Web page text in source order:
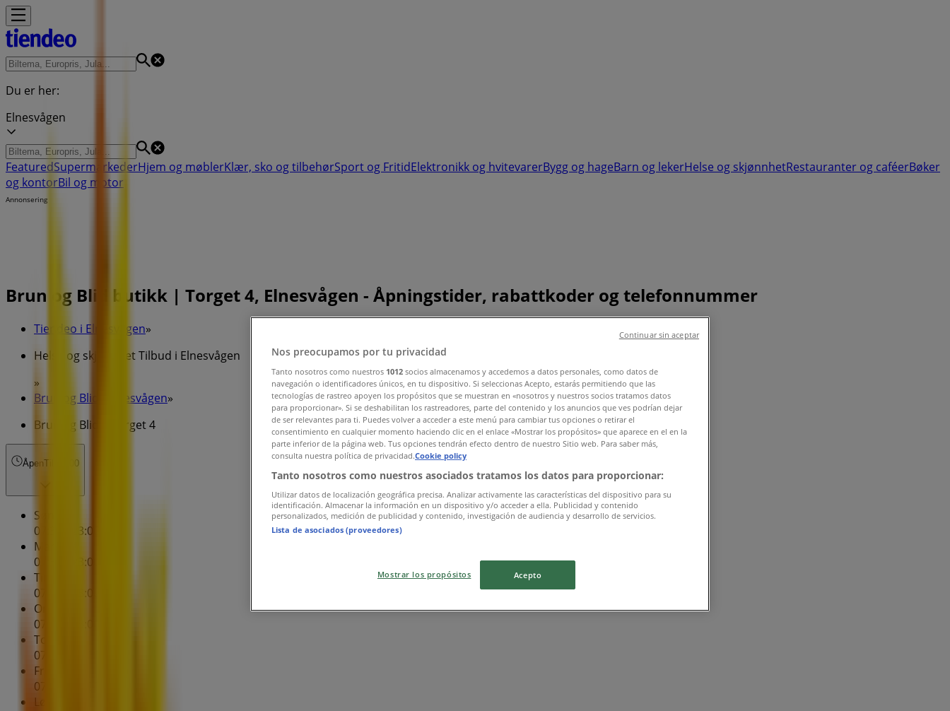
Du er her:
Elnesvågen
FeaturedSupermarkederHjem og møblerKlær, sko og tilbehørSport og FritidElektronikk og hvitevarerBygg og hageBarn og lekerHelse og skjønnhetRestauranter og caféerBøker
og kontorBil og motor
Annonsering
Brun og Blid butikk | Torget 4, Elnesvågen - Åpningstider, rabattkoder og telefonnummer
Tiendeo i Elnesvågen»
Helse og skjønnhet Tilbud i Elnesvågen
»
Brun og Blid i Elnesvågen»
Brun og Blid | Torget 4
ÅpenTil 23:00
Søndag
07:30 - 23:00
Mandag
07:30 - 23:00
Tirsdag
07:30 - 23:00
Onsdag
07:30 - 23:00
Torsdag
07:30 - 23:00
Fredag
07:30 - 23:00
Lørdag
Nos preocupamos por tu privacidad
Tanto nosotros como nuestros 1012 socios almacenamos y accedemos a datos personales, como datos de
navegación o identificadores únicos, en tu dispositivo. Si seleccionas Acepto, estarás permitiendo que las
tecnologías de rastreo apoyen los propósitos que se muestran en «nosotros y nuestros socios tratamos datos
para proporcionar». Si se deshabilitan los rastreadores, parte del contenido y los anuncios que ves podrían dejar
de ser relevantes para ti. Puedes volver a acceder a este menú para cambiar tus opciones o retirar el
consentimiento en cualquier momento haciendo clic en el enlace «Mostrar los propósitos» que aparece en el en la
parte inferior de la página web. Tus opciones tendrán efecto dentro de nuestro Sitio web. Para saber más,
consulta nuestra política de privacidad.Cookie policy
Tanto nosotros como nuestros asociados tratamos los datos para proporcionar:
Utilizar datos de localización geográfica precisa. Analizar activamente las características del dispositivo para su
identificación. Almacenar la información en un dispositivo y/o acceder a ella. Publicidad y contenido
personalizados, medición de publicidad y contenido, investigación de audiencia y desarrollo de servicios.
Lista de asociados (proveedores)
Mostrar los propósitos Acepto
Continuar sin aceptar